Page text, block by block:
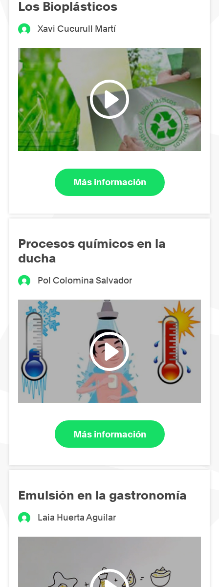
Los Bioplásticos
Xavi Cucurull Martí
Más información
Procesos químicos en la
ducha
Pol Colomina Salvador
Más información
Emulsión en la gastronomía
Laia Huerta Aguilar